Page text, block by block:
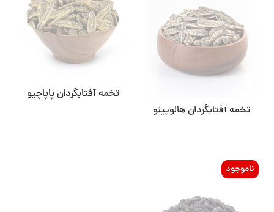
تخمه آفتابگردان هالوپینو
تخمه آفتابگردان پاپاچیو
ناموجود